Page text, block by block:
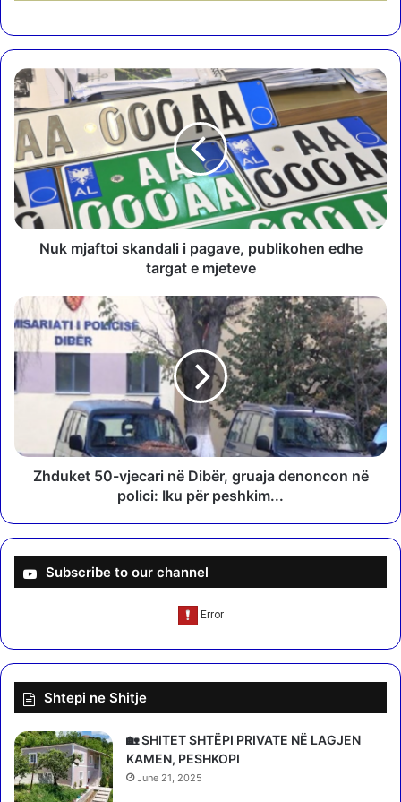
N
u
k
m
j
a
f
t
o
a
n
a
l
i
a
e
u
k
o
e
n
e
d
h
Nuk mjaftoi skandali i pagave, publikohen edhe
targat e mjeteve
Z
h
u
e
0
r
D
i
r
,
g
r
Zhduket 50-vjecari në Dibër, gruaja denoncon në
polici: Iku për peshkim...
Subscribe to our channel
Shtepi ne Shitje
🏡 SHITET SHTËPI PRIVATE NË LAGJEN
KAMEN, PESHKOPI
June 21, 2025